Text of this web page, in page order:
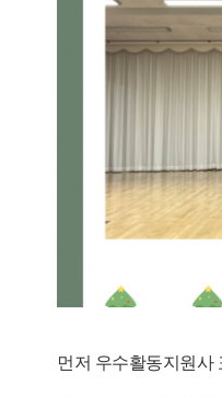
먼저 우수활동지원사